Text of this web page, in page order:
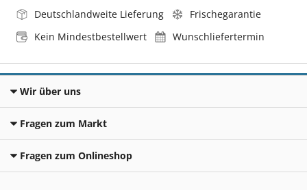
Deutschlandweite Lieferung
Frischegarantie
Kein Mindestbestellwert
Wunschliefertermin
Wir über uns
Fragen zum Markt
Fragen zum Onlineshop